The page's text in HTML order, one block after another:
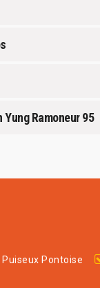
Ramoneur 95
Pontoise